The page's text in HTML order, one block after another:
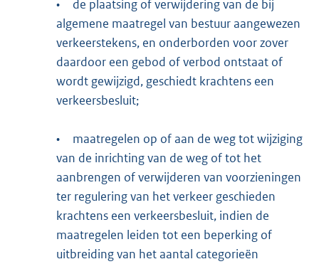
•
de plaatsing of verwijdering van de bij
algemene maatregel van bestuur aangewezen
verkeerstekens, en onderborden voor zover
daardoor een gebod of verbod ontstaat of
wordt gewijzigd, geschiedt krachtens een
verkeersbesluit;
•
maatregelen op of aan de weg tot wijziging
van de inrichting van de weg of tot het
aanbrengen of verwijderen van voorzieningen
ter regulering van het verkeer geschieden
krachtens een verkeersbesluit, indien de
maatregelen leiden tot een beperking of
uitbreiding van het aantal categorieën